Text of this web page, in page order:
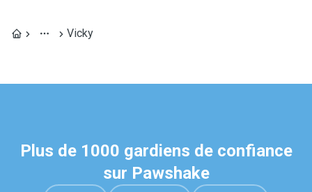
Vicky
Plus de 1000 gardiens de confiance
sur Pawshake